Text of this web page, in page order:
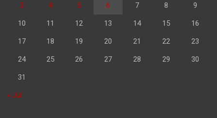
3 4 5 6 7 8 9
10 11 12 13 14 15 16
17 18 19 20 21 22 23
24 25 26 27 28 29 30
31
« Jul